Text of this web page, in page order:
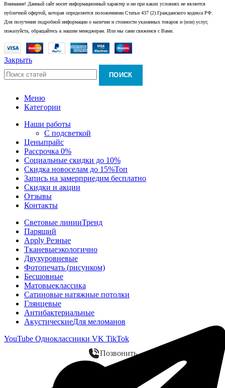
Внимание! Данный сайт носит информационный характер и ни при каких условиях не является
публичной офертой, которая определяется положениями Статьи 437 (2) Гражданского кодекса РФ.
Для получения подробной информации о наличии и стоимости указанных товаров и (или) услуг,
пожалуйста, обращайтесь к нашим менеджерам. Или мы сами свяжемся с Вами.
Закрыть
ПОИСК
Меню
Категории
Наши работы
С подсветкой
Ценыпрайс
Рассрочка 0%
Социальные скидки до 10%
Скидка новоселам до 15%Топ
Запись на замерприедим бесплатно
Скидки и акции
Отзывы
Контакты
Световые линииТренд
Парящий
Apply Резные
Тканевыеэкологично
Двухуровневые
Фотопечать (рисунком)
Бесшовные
Матовыеклассика
Сатиновые натяжные потолки
Глянцевые
Антибактериальные
АкустическиеДля меломанов
YouTube Одноклассники VK TikTok
Позвонить